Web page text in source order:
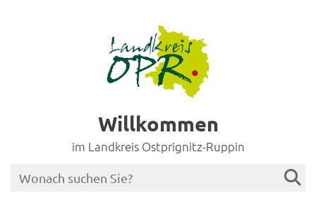
Willkommen
im Landkreis Ostprignitz-Ruppin